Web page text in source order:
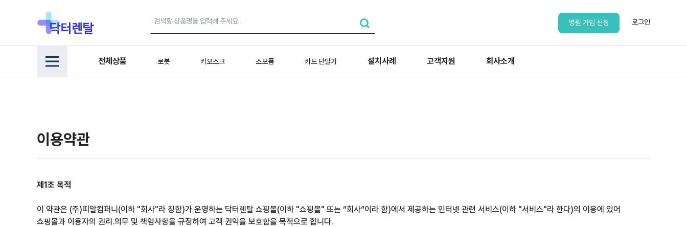
병원 가입 신청 로그인
전체상품 로봇 키오스크 소모품 카드 단말기 설치사례 고객지원 회사소개
이용약관
제1조 목적
이 약관은 (주)피알컴퍼니(이하 "회사"라 칭함)가 운영하는 닥터렌탈 쇼핑몰(이하 "쇼핑몰" 또는 “회사”이라 함)에서 제공하는 인터넷 관련 서비스(이하 "서비스"라 한다)의 이용에 있어
쇼핑몰과 이용자의 권리.의무 및 책임사항을 규정하여 고객 권익을 보호함을 목적으로 합니다.